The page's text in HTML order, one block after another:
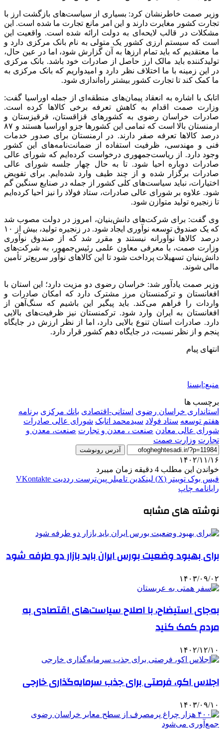
وزیر صمت خاطرنشان کرد: بسیاری از سیاست‌های بازگشت ارز با
تجارت کشور مغایرت دارند و این امر مانع تجارت ما شده است. این
مشکلات در قالب لایحه‌ای به دولت ارائه شده است. واقعیت این
است که سیستم ارزی کشور یک متولی به نام بانک مرکزی دارد و
ما معتقدیم که باید تمام ارزها به آن گزارش شود، اما در عین حال،
تولیدکننده باید مالک ارز حاصل از صادرات خود باشد. بانک مرکزی
در این زمینه با ما اختلاف نظر دارد و امیدواریم که بانک مرکزی به
ما کمک کند تا تجارت کشور بیشتر راه‌اندازی شود.
اتابک با اشاره به انعقاد پیمان‌های منطقه‌ای از جمله اوراسیا گفت:
وزارت صمت اقدام به کاهش تعرفه برخی کالاها کرده است.
صادرات خراسان رضوی به کشورهای قزاقستان، قرقیزستان و
ارمنستان بالا است که تمامی این کشورها جزو اوراسیا هستند و ۸۷
درصد کالاها تعرفه صفر دارند. در ارمنستان برای صدور خدمات
فنی و مهندسی، ظرفیت استفاده از ضمانت‌نامه‌های این کشور
وجود دارد. از ریاست‌جمهوری درخواست کرده‌ایم که شورای عالی
صادرات دوباره احیا شود. تا به حال چهار جلسه شورای عالی
صادرات برگزار شده و از چند طیف وارد شده‌ایم. برای تفویض
اختیارات، نباید سیاست‌های کلی کشور از جمله در صنایع سنگین گم
شود. علاوه بر شورای عالی صادرات، ستاد فولاد را نیز احیا کرده‌ایم
تا زنجیره تولید متوازن شود.
وی گفت: برای شرکت‌های دانش‌بنیان، امروز در دولت مصوب شد
که یک صندوق توسعه نوآوری ایجاد شود. در زنجیره تولید، بیش از ۱۰
درصد کالاها نوآورانه نیستند و مقرر شد که از صندوق نوآوری
وزارت صمت، با معرفی معاون علمی رئیس‌جمهور، به شرکت‌های
دانش‌بنیان تسهیلات پرداخت شود تا این کالاهای نوآور سریع‌تر تأمین
مالی شوند.
وزیر صمت یادآور شد: خراسان رضوی دو مزیت دارد؛ این استان با
افغانستان و ترکمنستان مرز مشترک دارد که امکان صادرات و
واردات را فراهم می‌کند. باید پیگیر این باشیم که سنگ‌آهن از
افغانستان به ایران وارد شود. ترکمنستان نیز ظرفیت‌های بالایی
دارد. صادرات استان تنوع بالایی دارد، اما از نظر ارزش در جایگاه
پنجم و از نظر نسبت، در جایگاه دهم کشور قرار دارد.
انتهای پیام
منبع:ایسنا
برچسب ها
استانداری خراسان رضوی استانی-اقتصادی بانك مركزی برنامه
هفتم توسعه ستاد فولاد سیدمحمد اتابک شورای عالی صادرات
شورای عالی معادن صنعت ، معدن و تجارت صنعت، معدن و
تجارت وزارت صمت
آدرس رونوشت
۱۴۰۲/۱۱/۱۶
خواندن این مطلب 4 دقیقه زمان میبرد
فیس بوک توییتر (X) لینکدین ‫تامبلر ‫پین‌ترست ‫رددیت ‫VKontakte
رایانامه چاپ
نوشته های مشابه
برای بهبود وضعیت بورس ایران باید بازار دو طرفه شود
۱۴۰۳/۰۹/۰۲
به‌جای استیضاح، با اصلاح سیاست‌های اقتصادی به
مردم کمک کنید
۱۴۰۲/۱۲/۱۰
اجلاس اکو، فرصتی برای جذب سرمایه‌گذاری خارجی
۱۴۰۳/۰۹/۱۰